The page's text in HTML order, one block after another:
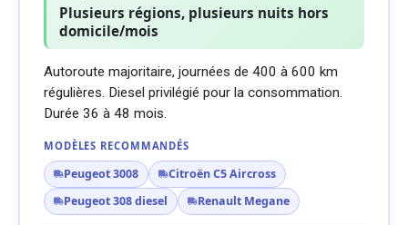
Plusieurs régions, plusieurs nuits hors
domicile/mois
Autoroute majoritaire, journées de 400 à 600 km
régulières. Diesel privilégié pour la consommation.
Durée 36 à 48 mois.
MODÈLES RECOMMANDÉS
Peugeot 3008
Citroën C5 Aircross
Peugeot 308 diesel
Renault Megane